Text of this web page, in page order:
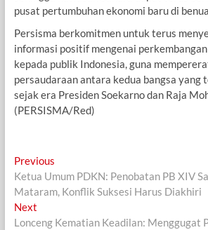
pusat pertumbuhan ekonomi baru di
Persisma berkomitmen untuk terus
informasi positif mengenai
kepada publik Indonesia, guna
persaudaraan antara kedua bangsa yang
sejak era Presiden Soekarno dan Raja
(PERSISMA/Red)
Navigasi
pos
PreviousPrevious
post:
Ketua Umum PDKN: Penobatan PB XIV
Mataram, Konflik Suksesi Harus Diakhiri
NextNext
post:
Lonceng Kematian Keadilan: Menggugat